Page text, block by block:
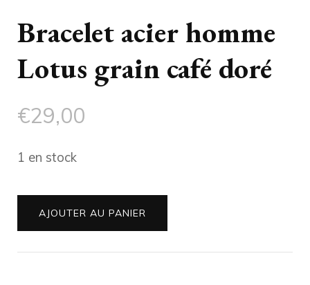
Bracelet acier homme
Lotus grain café doré
€29,00
1 en stock
quantité
Bracelet
AJOUTER AU PANIER